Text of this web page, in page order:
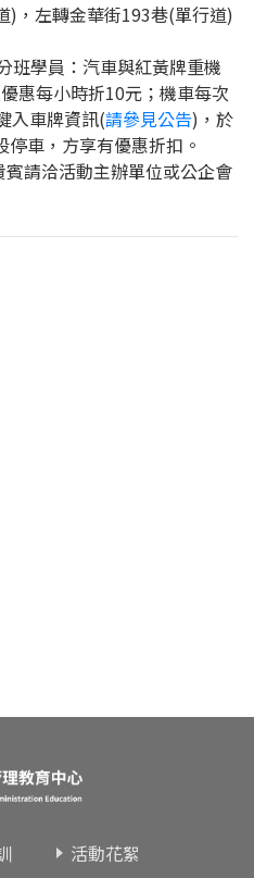
)，左轉金華街193巷(單行道)
班學員：汽車與紅黃牌重機
惠每小時折10元；機車每次
入車牌資訊(請參見公告)，於
車，方享有優惠折扣。
請洽活動主辦單位或公企會
活動花絮